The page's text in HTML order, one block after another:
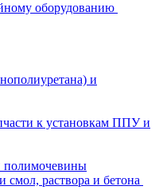
оборудованию
и
к установкам ППУ и
полимочевины
раствора и бетона